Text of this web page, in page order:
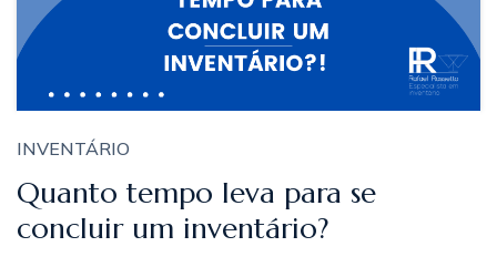
INVENTÁRIO
Quanto tempo leva para se
concluir um inventário?